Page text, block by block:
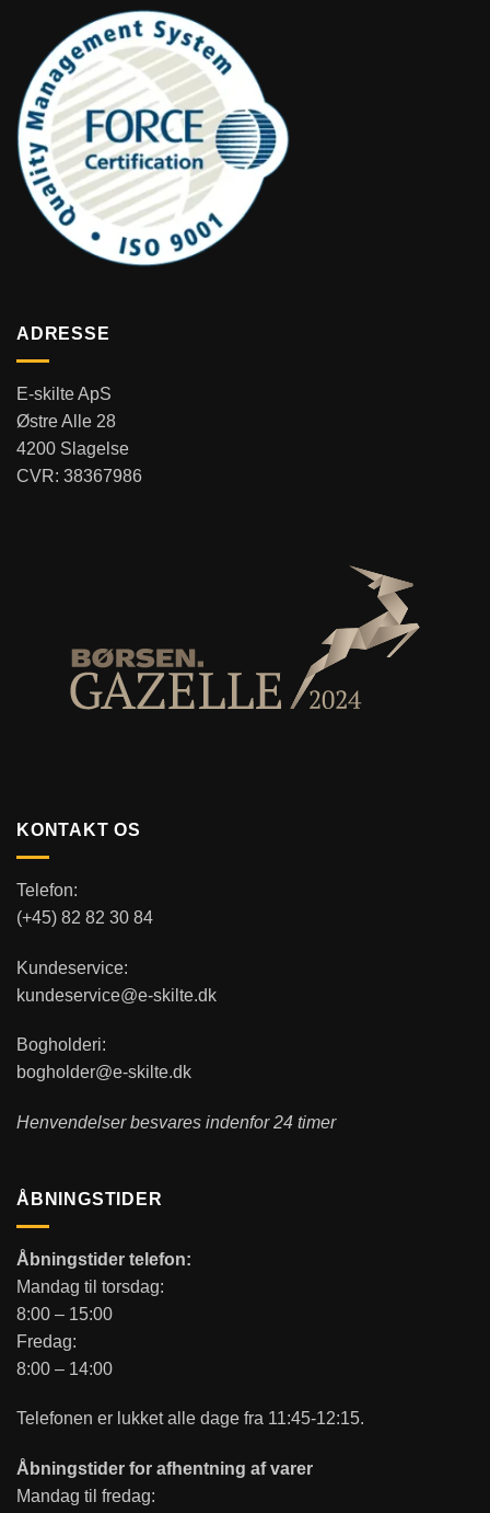
ADRESSE
E-skilte ApS
Østre Alle 28
4200 Slagelse
CVR: 38367986
KONTAKT OS
Telefon:
(+45) 82 82 30 84
Kundeservice:
kundeservice@e-skilte.dk
Bogholderi:
bogholder@e-skilte.dk
Henvendelser besvares indenfor 24 timer
ÅBNINGSTIDER
Åbningstider telefon:
Mandag til torsdag:
8:00 – 15:00
Fredag:
8:00 – 14:00
Telefonen er lukket alle dage fra 11:45-12:15.
Åbningstider for afhentning af varer
Mandag til fredag: